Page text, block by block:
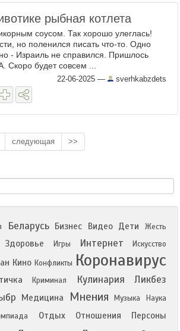
рыбная котлета
соусом. Так хорошо улеглась!
но поленился писать что-то. Одно
- Израиль не справился. Пришлось
Скоро будет совсем ...
22-06-2025 — sverhkabzdets
следующая >>
Беларусь Бизнес Видео Дети
Жесть
Здоровье Игры Интернет Искусство
Кино Конфликты Коронавирус
Криминал Кулинария Ликбез
Медицина Мнения Музыка Наука
Отдых Отношения Персоны